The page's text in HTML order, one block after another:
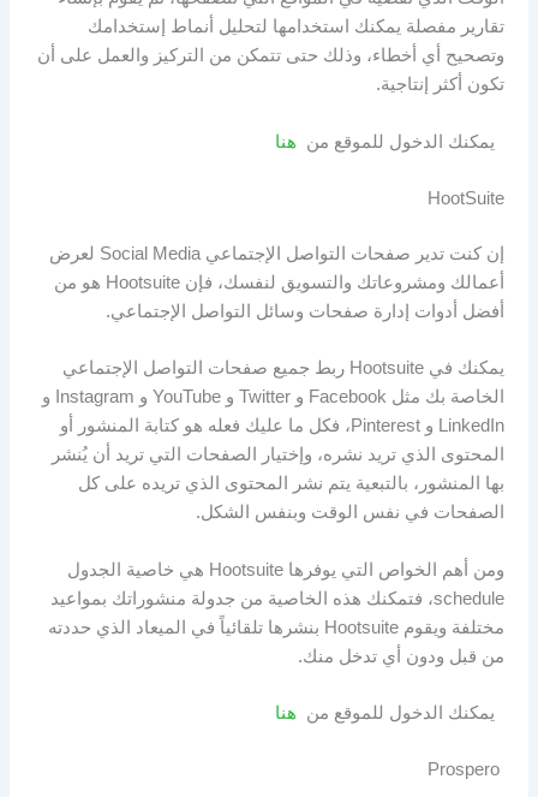
تقارير مفصلة يمكنك استخدامها لتحليل أنماط إستخدامك
وتصحيح أي أخطاء، وذلك حتى تتمكن من التركيز والعمل على أن
تكون أكثر إنتاجية.
يمكنك الدخول للموقع من هنا
HootSuite
إن كنت تدير صفحات التواصل الإجتماعي Social Media لعرض
أعمالك ومشروعاتك والتسويق لنفسك، فإن Hootsuite هو من
أفضل أدوات إدارة صفحات وسائل التواصل الإجتماعي.
يمكنك في Hootsuite ربط جميع صفحات التواصل الإجتماعي
الخاصة بك مثل Facebook و Twitter و YouTube و Instagram و
LinkedIn و Pinterest، فكل ما عليك فعله هو كتابة المنشور أو
المحتوى الذي تريد نشره، وإختيار الصفحات التي تريد أن يُنشر
بها المنشور، بالتبعية يتم نشر المحتوى الذي تريده على كل
الصفحات في نفس الوقت وبنفس الشكل.
ومن أهم الخواص التي يوفرها Hootsuite هي خاصية الجدول
schedule، فتمكنك هذه الخاصية من جدولة منشوراتك بمواعيد
مختلفة ويقوم Hootsuite بنشرها تلقائياً في الميعاد الذي حددته
من قبل ودون أي تدخل منك.
يمكنك الدخول للموقع من هنا